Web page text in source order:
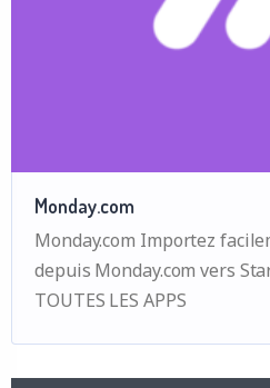
Monday.com
Monday.com Importez
depuis Monday.com vers
TOUTES LES APPS